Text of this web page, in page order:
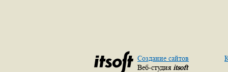
Создание сайтов
Веб-студия itsoft